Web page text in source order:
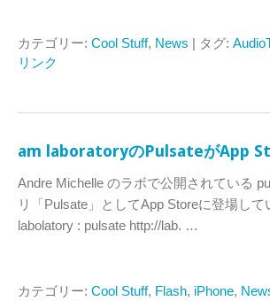
カテゴリー: Cool Stuff, News | タグ:
リンク
am laboratoryのPulsateがApp
Andre Michelle のラボで公開されている
リ「Pulsate」としてApp Storeに登場して
labolatory : pulsate http://lab. …
カテゴリー: Cool Stuff, Flash, iPhone,